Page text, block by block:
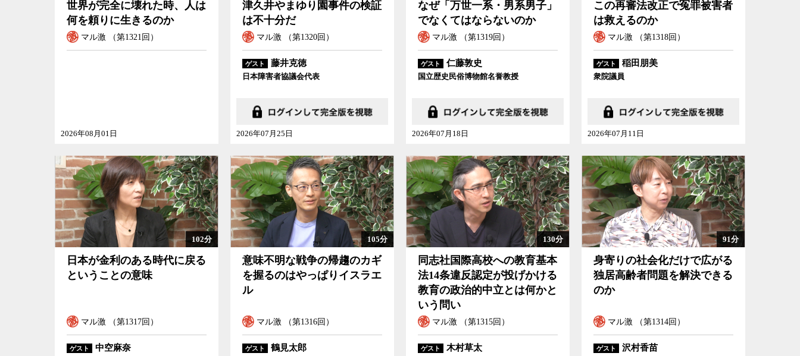
世界が完全に壊れた時、人は
何を頼りに生きるのか
マル激 （第1321回）
2026年08月01日
津久井やまゆり園事件の検証
は不十分だ
マル激 （第1320回）
ゲスト 藤井克徳
日本障害者協議会代表
2026年07月25日
なぜ「万世一系・男系男子」
でなくてはならないのか
マル激 （第1319回）
ゲスト 仁藤敦史
国立歴史民俗博物館名誉教授
2026年07月18日
この再審法改正で冤罪被害者
は救えるのか
マル激 （第1318回）
ゲスト 稲田朋美
衆院議員
2026年07月11日
102分
日本が金利のある時代に戻る
ということの意味
マル激 （第1317回）
ゲスト 中空麻奈
105分
意味不明な戦争の帰趨のカギ
を握るのはやっぱりイスラエ
ル
マル激 （第1316回）
ゲスト 鶴見太郎
130分
同志社国際高校への教育基本
法14条違反認定が投げかける
教育の政治的中立とは何かと
いう問い
マル激 （第1315回）
ゲスト 木村草太
91分
身寄りの社会化だけで広がる
独居高齢者問題を解決できる
のか
マル激 （第1314回）
ゲスト 沢村香苗